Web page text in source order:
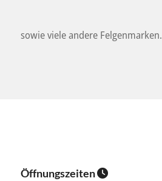
sowie viele andere Felgenmarken.
Öffnungszeiten